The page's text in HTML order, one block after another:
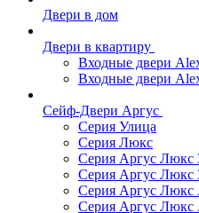
Двери в дом
Двери в квартиру
Входные двери
Входные двери
Сейф-Двери Аргус
Серия Улица
Серия Люкс
Серия Аргус Люкс
Серия Аргус Люкс
Серия Аргус Люкс
Серия Аргус